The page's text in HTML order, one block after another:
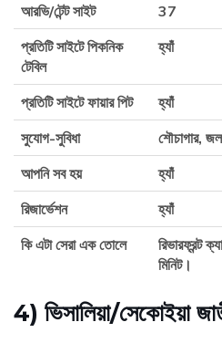
আরভি/টেন্ট সাইট
37
প্রতিটি সাইটে পিকনিক
টেবিল
হ্যাঁ
প্রতিটি সাইটে ফায়ার পিট
হ্যাঁ
সুযোগ-সুবিধা
শৌচাগার,
আপনি সব হয়
হ্যাঁ
রিজার্ভেশন
হ্যাঁ
কি এটা সেরা এক তোলে
রিভারফ্রন্ট
মিনিট।
4) ভিসালিয়া/সেকোইয়া